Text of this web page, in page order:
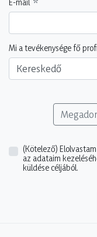
E-mail
Mi a tevékenysége fő
Kereskedő
(Kötelező)
az adataim
küldése céljából.